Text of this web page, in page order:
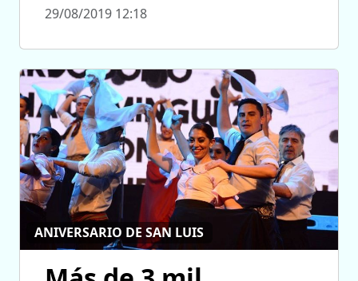
29/08/2019 12:18
ANIVERSARIO DE SAN LUIS